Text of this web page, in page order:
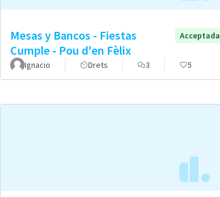
Mesas y Bancos - Fiestas
Cumple - Pou d'en Fèlix
Acceptada
Ignacio Drets 3 5